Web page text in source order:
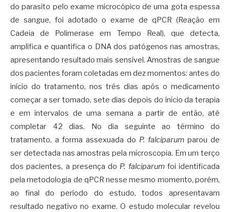
do parasito pelo exame microcópico de uma gota espessa
de sangue, foi adotado o exame de qPCR (Reação em
Cadeia de Polimerase em Tempo Real), que detecta,
amplifica e quantifica o DNA dos patógenos nas amostras,
apresentando resultado mais sensível. Amostras de sangue
dos pacientes foram coletadas em dez momentos: antes do
início do tratamento, nos três dias após o medicamento
começar a ser tomado, sete dias depois do início da terapia
e em intervalos de uma semana a partir de então, até
completar 42 dias. No dia seguinte ao término do
tratamento, a forma assexuada do P. falciparum parou de
ser detectada nas amostras pela microscopia. Em um terço
dos pacientes, a presença do P. falciparumfoi identificada
pela metodologia de qPCR nesse mesmo momento, porém,
ao final do período do estudo, todos apresentavam
resultado negativo no exame. O estudo molecular revelou